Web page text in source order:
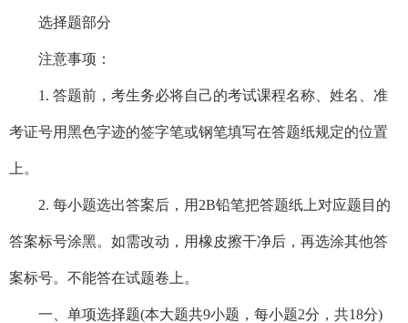
选择题部分
注意事项：
1. 答题前，考生务必将自己的考试课程名称、姓名、准
考证号用黑色字迹的签字笔或钢笔填写在答题纸规定的位置
上。
2. 每小题选出答案后，用2B铅笔把答题纸上对应题目的
答案标号涂黑。如需改动，用橡皮擦干净后，再选涂其他答
案标号。不能答在试题卷上。
一、单项选择题(本大题共9小题，每小题2分，共18分)